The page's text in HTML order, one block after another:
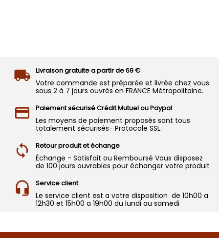
Livraison gratuite a partir de 69 €
Votre commande est préparée et livrée chez vous
sous 2 à 7 jours ouvrés en FRANCE Métropolitaine.
Paiement sécurisé Crédit Mutuel ou Paypal
Les moyens de paiement proposés sont tous
totalement sécurisés- Protocole SSL.
Retour produit et échange
Échange - Satisfait ou Remboursé Vous disposez
de 100 jours ouvrables pour échanger votre produit
Service client
Le service client est a votre disposition de 10h00 a
12h30 et 15h00 a 19h00 du lundi au samedi